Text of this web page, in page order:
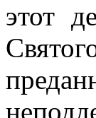
этот